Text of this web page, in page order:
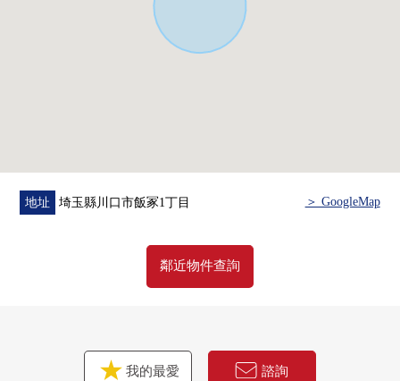
■ 在找想要的家方面給予幫助的━━━━━・・・
房屋的詳細、需討論是如感興趣,歡迎請隨時聯繫我們。
地址 埼玉縣川口市飯冢1丁目 ＞ GoogleMap
鄰近物件查詢
我的最愛 諮詢